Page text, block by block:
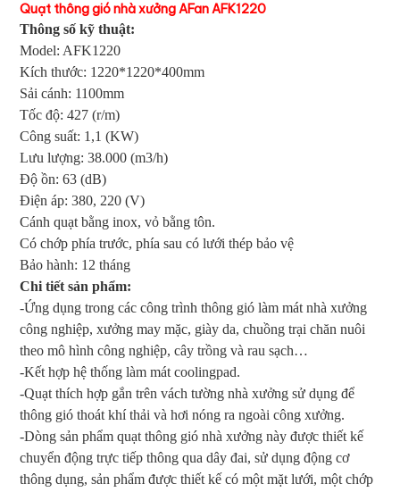
Quạt thông gió nhà xưởng AFan AFK1220
Thông số kỹ thuật:
Model: AFK1220
Kích thước: 1220*1220*400mm
Sải cánh: 1100mm
Tốc độ: 427 (r/m)
Công suất: 1,1 (KW)
Lưu lượng: 38.000 (m3/h)
Độ ồn: 63 (dB)
Điện áp: 380, 220 (V)
Cánh quạt bằng inox, vỏ bằng tôn.
Có chớp phía trước, phía sau có lưới thép bảo vệ
Bảo hành: 12 tháng
Chi tiết sản phẩm:
-Ứng dụng trong các công trình thông gió làm mát nhà xưởng
công nghiệp, xưởng may mặc, giày da, chuồng trại chăn nuôi
theo mô hình công nghiệp, cây trồng và rau sạch…
-Kết hợp hệ thống làm mát coolingpad.
-Quạt thích hợp gắn trên vách tường nhà xưởng sử dụng để
thông gió thoát khí thải và hơi nóng ra ngoài công xưởng.
-Dòng sản phẩm quạt thông gió nhà xưởng này được thiết kế
chuyển động trực tiếp thông qua dây đai, sử dụng động cơ
thông dụng, sản phẩm được thiết kế có một mặt lưới, một chớp